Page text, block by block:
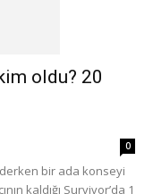
oldu? 20
0
bir ada konseyi
kaldığı Survivor’da 1